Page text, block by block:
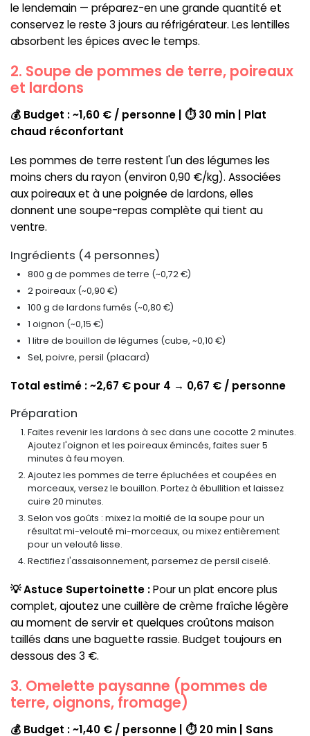
le lendemain — préparez-en une grande quantité et
conservez le reste 3 jours au réfrigérateur. Les lentilles
absorbent les épices avec le temps.
2. Soupe de pommes de terre, poireaux
et lardons
💰 Budget : ~1,60 € / personne | ⏱ 30 min | Plat
chaud réconfortant
Les pommes de terre restent l'un des légumes les
moins chers du rayon (environ 0,90 €/kg). Associées
aux poireaux et à une poignée de lardons, elles
donnent une soupe-repas complète qui tient au
ventre.
Ingrédients (4 personnes)
800 g de pommes de terre (~0,72 €)
2 poireaux (~0,90 €)
100 g de lardons fumés (~0,80 €)
1 oignon (~0,15 €)
1 litre de bouillon de légumes (cube, ~0,10 €)
Sel, poivre, persil (placard)
Total estimé : ~2,67 € pour 4 → 0,67 € / personne
Préparation
Faites revenir les lardons à sec dans une cocotte 2 minutes.
Ajoutez l'oignon et les poireaux émincés, faites suer 5
minutes à feu moyen.
Ajoutez les pommes de terre épluchées et coupées en
morceaux, versez le bouillon. Portez à ébullition et laissez
cuire 20 minutes.
Selon vos goûts : mixez la moitié de la soupe pour un
résultat mi-velouté mi-morceaux, ou mixez entièrement
pour un velouté lisse.
Rectifiez l'assaisonnement, parsemez de persil ciselé.
💡 Astuce Supertoinette :Pour un plat encore plus
complet, ajoutez une cuillère de crème fraîche légère
au moment de servir et quelques croûtons maison
taillés dans une baguette rassie. Budget toujours en
dessous des 3 €.
3. Omelette paysanne (pommes de
terre, oignons, fromage)
💰 Budget : ~1,40 € / personne | ⏱ 20 min | Sans